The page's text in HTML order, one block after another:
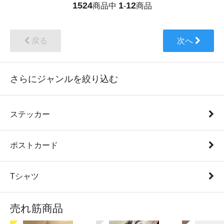
1524商品中 1-12商品
戻る 次へ
さらにジャンルを絞り込む
ステッカー
ポストカード
Tシャツ
売れ筋商品